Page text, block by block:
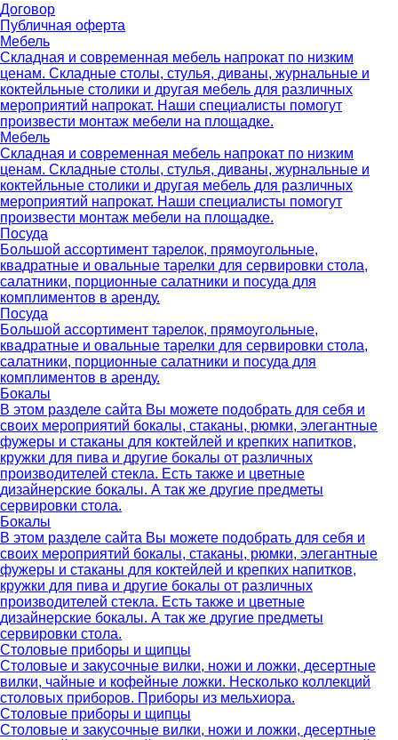
Договор
Публичная оферта
Мебель
Складная и современная мебель напрокат по низким
ценам. Складные столы, стулья, диваны, журнальные и
коктейльные столики и другая мебель для различных
мероприятий напрокат. Наши специалисты помогут
произвести монтаж мебели на площадке.
Мебель
Складная и современная мебель напрокат по низким
ценам. Складные столы, стулья, диваны, журнальные и
коктейльные столики и другая мебель для различных
мероприятий напрокат. Наши специалисты помогут
произвести монтаж мебели на площадке.
Посуда
Большой ассортимент тарелок, прямоугольные,
квадратные и овальные тарелки для сервировки стола,
салатники, порционные салатники и посуда для
комплиментов в аренду.
Посуда
Большой ассортимент тарелок, прямоугольные,
квадратные и овальные тарелки для сервировки стола,
салатники, порционные салатники и посуда для
комплиментов в аренду.
Бокалы
В этом разделе сайта Вы можете подобрать для себя и
своих мероприятий бокалы, стаканы, рюмки, элегантные
фужеры и стаканы для коктейлей и крепких напитков,
кружки для пива и другие бокалы от различных
производителей стекла. Есть также и цветные
дизайнерские бокалы. А так же другие предметы
сервировки стола.
Бокалы
В этом разделе сайта Вы можете подобрать для себя и
своих мероприятий бокалы, стаканы, рюмки, элегантные
фужеры и стаканы для коктейлей и крепких напитков,
кружки для пива и другие бокалы от различных
производителей стекла. Есть также и цветные
дизайнерские бокалы. А так же другие предметы
сервировки стола.
Столовые приборы и щипцы
Столовые и закусочные вилки, ножи и ложки, десертные
вилки, чайные и кофейные ложки. Несколько коллекций
столовых приборов. Приборы из мельхиора.
Столовые приборы и щипцы
Столовые и закусочные вилки, ножи и ложки, десертные